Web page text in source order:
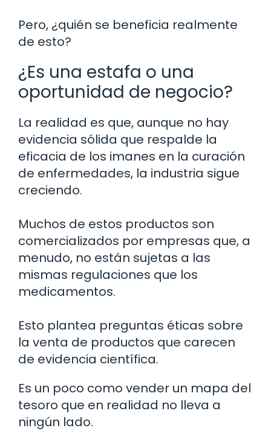
Pero, ¿quién se beneficia realmente
de esto?
¿Es una estafa o una
oportunidad de negocio?
La realidad es que, aunque no hay
evidencia sólida que respalde la
eficacia de los imanes en la curación
de enfermedades, la industria sigue
creciendo.
Muchos de estos productos son
comercializados por empresas que, a
menudo, no están sujetas a las
mismas regulaciones que los
medicamentos.
Esto plantea preguntas éticas sobre
la venta de productos que carecen
de evidencia científica.
Es un poco como vender un mapa del
tesoro que en realidad no lleva a
ningún lado.